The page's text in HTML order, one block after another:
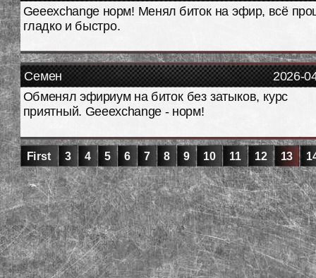
Geeexchange норм! Менял биток на эфир, всё
гладко и быстро.
2026-
Семен
Обменял эфириум на биток без затыков, курс
приятный. Geeexchange - норм!
First 3 4 5 6 7 8 9 10 11 12 13